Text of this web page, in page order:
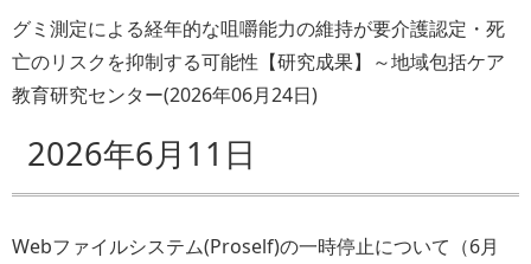
グミ測定による経年的な咀嚼能力の維持が要介護認定・死
亡のリスクを抑制する可能性【研究成果】～地域包括ケア
教育研究センター(2026年06月24日)
2026年6月11日
Webファイルシステム(Proself)の一時停止について（6月